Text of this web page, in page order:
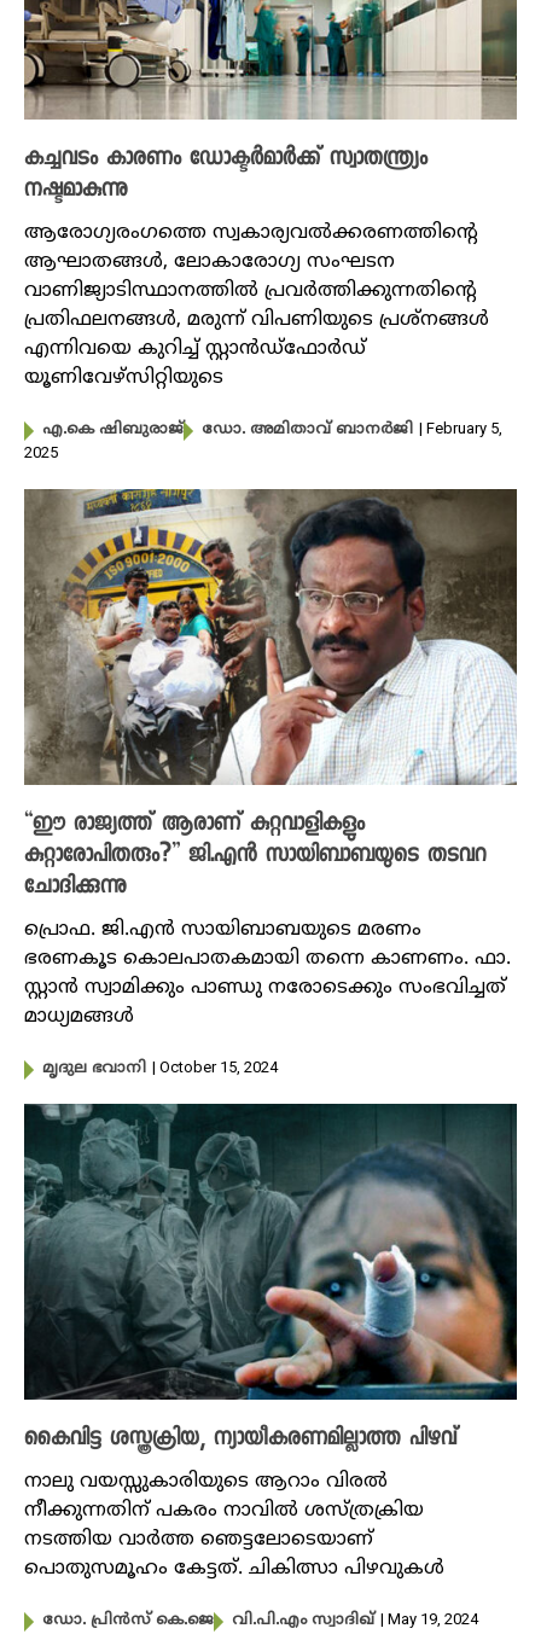
കച്ചവടം കാരണം ഡോക്ടർമാർക്ക് സ്വാതന്ത്ര്യം
നഷ്ടമാകുന്നു
ആരോ​ഗ്യരം​ഗത്തെ സ്വകാര്യവൽക്കരണത്തിന്റെ
ആഘാതങ്ങൾ, ലോകാരോ​ഗ്യ സംഘടന
വാണിജ്യാടിസ്ഥാനത്തിൽ പ്രവർത്തിക്കുന്നതിന്റെ
പ്രതിഫലനങ്ങൾ, മരുന്ന് വിപണിയുടെ പ്രശ്നങ്ങൾ
എന്നിവയെ കുറിച്ച് സ്റ്റാൻഡ്‌ഫോർഡ്
യൂണിവേഴ്‌സിറ്റിയുടെ
എ.കെ ഷിബുരാജ് ഡോ. അമിതാവ് ബാനർജി | February 5,
2025
“ഈ രാജ്യത്ത്‌ ആരാണ് കുറ്റവാളികളും
കുറ്റാരോപിതരും?” ജി.എൻ സായിബാബയുടെ തടവറ
ചോദിക്കുന്നു
പ്രൊഫ. ജി.എൻ സായിബാബയുടെ മരണം
ഭരണകൂട കൊലപാതകമായി തന്നെ കാണണം. ഫാ.
സ്റ്റാൻ സ്വാമിക്കും പാണ്ഡു നരോടെക്കും സംഭവിച്ചത്
മാധ്യമങ്ങൾ
മൃദുല ഭവാനി | October 15, 2024
കൈവിട്ട ശസ്ത്രക്രിയ, ന്യായീകരണമില്ലാത്ത പിഴവ്
നാലു വയസ്സുകാരിയുടെ ആറാം വിരൽ
നീക്കുന്നതിന് പകരം നാവിൽ ശസ്ത്രക്രിയ
നടത്തിയ വാർത്ത ഞെട്ടലോടെയാണ്
പൊതുസമൂഹം കേട്ടത്. ചികിത്സാ പിഴവുകൾ
ഡോ. പ്രിൻസ് കെ.ജെ വി.പി.എം സ്വാദിഖ് | May 19, 2024